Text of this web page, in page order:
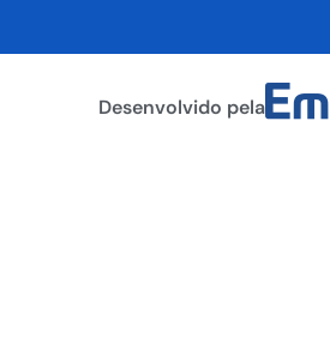
Desenvolvido pela